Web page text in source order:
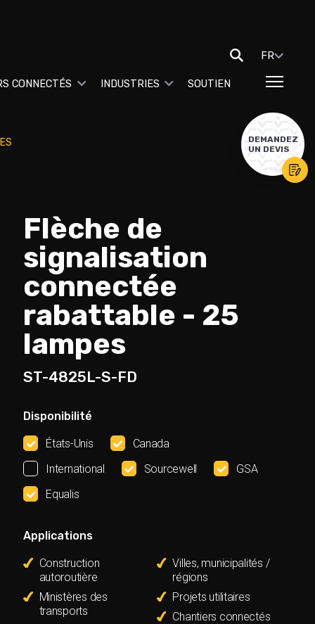
FR
CONNECTÉS INDUSTRIES SOUTIEN
DEMANDEZ
UN DEVIS
Flèche de
signalisation
connectée
rabattable - 25
lampes
ST-4825L-S-FD
Disponibilité
États-Unis
Canada
International
Sourcewell
GSA
Equalis
Applications
Construction
autoroutière
Ministères des
transports
Villes, municipalités /
régions
Projets utilitaires
Chantiers connectés